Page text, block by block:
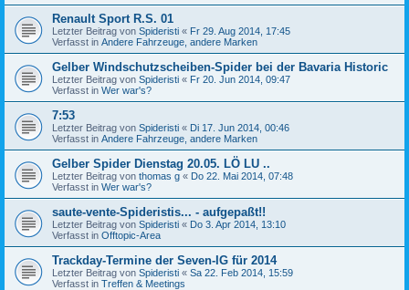
Renault Sport R.S. 01
Letzter Beitrag von Spideristi « Fr 29. Aug 2014, 17:45
Verfasst in Andere Fahrzeuge, andere Marken
Gelber Windschutzscheiben-Spider bei der Bavaria Historic
Letzter Beitrag von Spideristi « Fr 20. Jun 2014, 09:47
Verfasst in Wer war's?
7:53
Letzter Beitrag von Spideristi « Di 17. Jun 2014, 00:46
Verfasst in Andere Fahrzeuge, andere Marken
Gelber Spider Dienstag 20.05. LÖ LU ..
Letzter Beitrag von thomas g « Do 22. Mai 2014, 07:48
Verfasst in Wer war's?
saute-vente-Spideristis... - aufgepaßt!!
Letzter Beitrag von Spideristi « Do 3. Apr 2014, 13:10
Verfasst in Offtopic-Area
Trackday-Termine der Seven-IG für 2014
Letzter Beitrag von Spideristi « Sa 22. Feb 2014, 15:59
Verfasst in Treffen & Meetings